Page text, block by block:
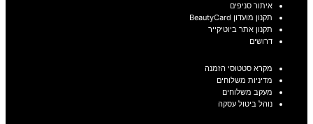
איתור סניפים
תקנון מועדון BeautyCard
תקנון אתר ביוטיקייר
דרושים
מקרא סטטוסי הזמנה
מדיניות משלוחים
מעקב משלוחים
נוהל ביטול עסקה